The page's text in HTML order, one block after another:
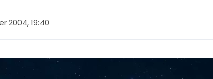
2004, 19:40